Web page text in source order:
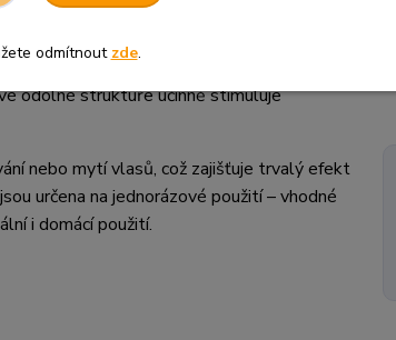
odolnosti a praktičnosti. Každé semínko je
Speciální výběr vakárie je klíčový - toto
odolné struktuře účinně stimuluje
nebo mytí vlasů, což zajišťuje trvalý efekt
určena na jednorázové použití – vhodné
i domácí použití.
odmítnout zde.